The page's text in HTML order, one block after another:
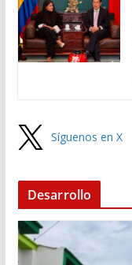
Síguenos en X
Desarrollo